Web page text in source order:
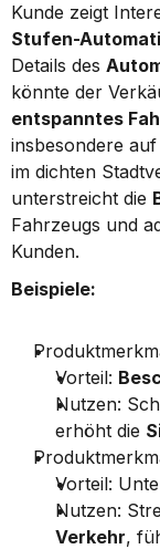
Kunde zeigt
Stufen-
Details des
entspanntes
insbesondere
im dichten
unterstreicht die
Fahrzeugs und
Kunden.
Beispiele:
Vorteil:
Nutzen:
erhöht die
Vorteil:
Nutzen:
Verkehr,